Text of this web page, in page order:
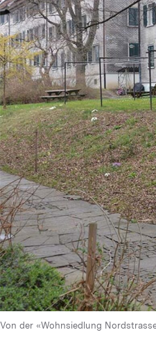
Von der «Wohnsiedlung